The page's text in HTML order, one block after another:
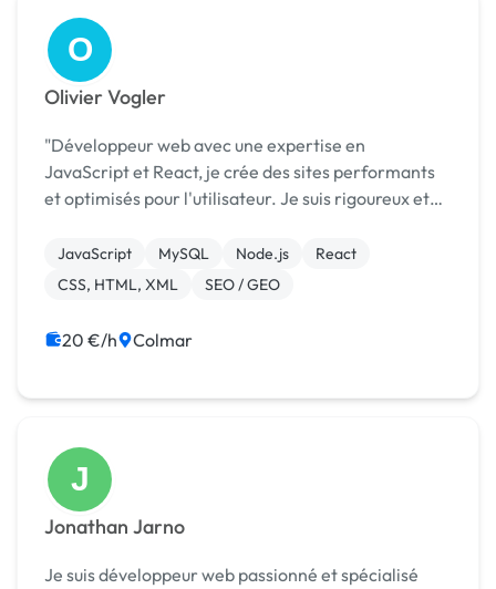
O
Olivier Vogler
"Développeur web avec une expertise en
JavaScript et React, je crée des sites performants
et optimisés pour l'utilisateur. Je suis rigoureux et
besoins spécifiques de chaque projet. Mon objecti...
JavaScript MySQL Node.js
React
CSS, HTML, XML
SEO / GEO
20 €/h Colmar
J
Jonathan Jarno
Je suis développeur web passionné et spécialisé